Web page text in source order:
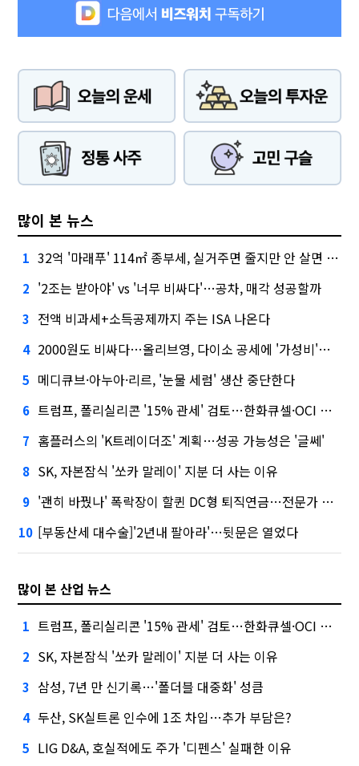
많이 본 뉴스
1 32억 '마래푸' 114㎡ 종부세, 실거주면 줄지만 안 살면 2.5배
2 '2조는 받아야' vs '너무 비싸다'…공차, 매각 성공할까
3 전액 비과세+소득공제까지 주는 ISA 나온다
4 2000원도 비싸다…올리브영, 다이소 공세에 '가성비'로 맞불
5 메디큐브·아누아·리르, '눈물 세럼' 생산 중단한다
6 트럼프, 폴리실리콘 '15% 관세' 검토…한화큐셀·OCI 영향은?
7 홈플러스의 'K트레이더조' 계획…성공 가능성은 '글쎄'
8 SK, 자본잠식 '쏘카 말레이' 지분 더 사는 이유
9 '괜히 바꿨나' 폭락장이 할퀸 DC형 퇴직연금…전문가 조언은
10 [부동산세 대수술]'2년내 팔아라'…뒷문은 열었다
많이 본 산업 뉴스
1 트럼프, 폴리실리콘 '15% 관세' 검토…한화큐셀·OCI 영향은?
2 SK, 자본잠식 '쏘카 말레이' 지분 더 사는 이유
3 삼성, 7년 만 신기록…'폴더블 대중화' 성큼
4 두산, SK실트론 인수에 1조 차입…추가 부담은?
5 LIG D&A, 호실적에도 주가 '디펜스' 실패한 이유